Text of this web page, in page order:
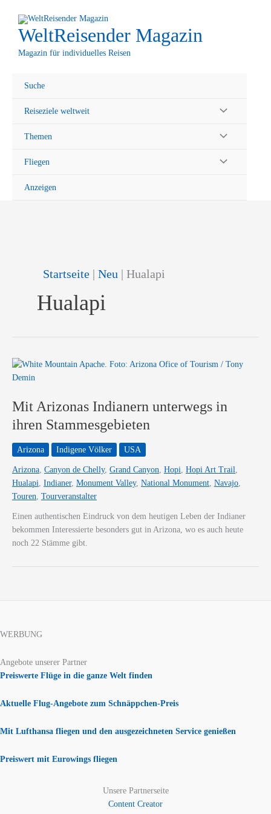
springenWeltReisender Magazin
Magazin für individuelles Reisen
Suche
Reiseziele weltweit
Themen
Fliegen
Anzeigen
Startseite |Neu |Hualapi
Hualapi
Mit Arizonas Indianern unterwegs in
ihren Stammesgebieten
Arizona Indigene Völker USA
Arizona, Canyon de Chelly, Grand Canyon, Hopi, Hopi Art Trail,
Hualapi, Indianer, Monument Valley, National Monument, Navajo,
Touren, Tourveranstalter
Einen authentischen Eindruck von dem heutigen Leben der Indianer
bekommen Interessierte besonders gut in Arizona, wo es auch heute
noch 22 Stämme gibt.
WERBUNG
Angebote unserer Partner
Preiswerte Flüge in die ganze Welt finden
Aktuelle Flug-Angebote zum Schnäppchen-Preis
Mit Lufthansa fliegen und den ausgezeichneten Service genießen
Preiswert mit Eurowings fliegen
Unsere Partnerseite
Content Creator